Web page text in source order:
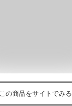
この商品をサイトでみる